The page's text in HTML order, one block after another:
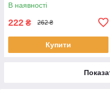
В наявності
222 ₴ 262 ₴
Купити